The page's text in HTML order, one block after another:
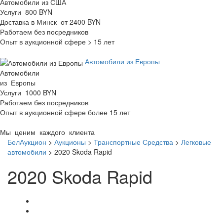
Автомобили из США
Услуги 800 BYN
Доставка в Минск от 2400 BYN
Работаем без посредников
Опыт в аукционной сфере > 15 лет
Автомобили из Европы
Автомобили
из Европы
Услуги 1000 BYN
Работаем без посредников
Опыт в аукционной сфере более 15 лет
Мы ценим каждого клиента
БелАукцион > Аукционы > Транспортные Средства > Легковые
автомобили > 2020 Skoda Rapid
2020 Skoda Rapid